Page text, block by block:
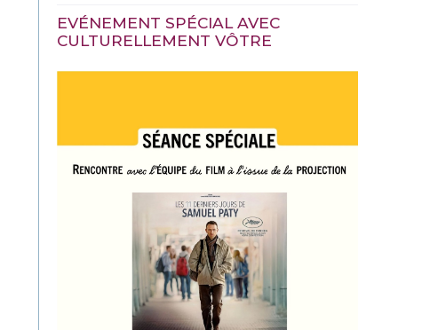
EVÉNEMENT SPÉCIAL AVEC
CULTURELLEMENT VÔTRE